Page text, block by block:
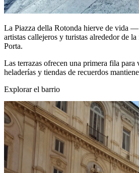
La Piazza della Rotonda hierve de vida —
artistas callejeros y turistas alrededor de
Porta.
Las terrazas ofrecen una primera fila
heladerías y tiendas de recuerdos
Explorar el barrio